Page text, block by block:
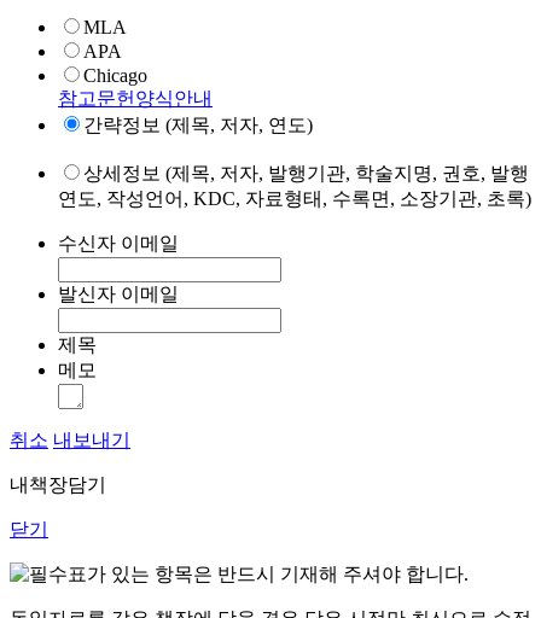
MLA
APA
Chicago
참고문헌양식안내
간략정보 (제목, 저자, 연도)
상세정보 (제목, 저자, 발행기관, 학술지명, 권호, 발행
연도, 작성언어, KDC, 자료형태, 수록면, 소장기관, 초록)
수신자 이메일
발신자 이메일
제목
메모
취소 내보내기
내책장담기
닫기
표가 있는 항목은 반드시 기재해 주셔야 합니다.